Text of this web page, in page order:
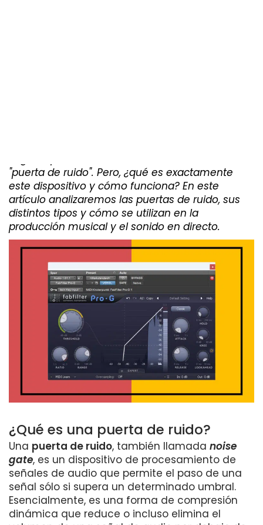
"puerta de ruido". Pero, ¿qué es exactamente
este dispositivo y cómo funciona? En este
artículo analizaremos las puertas de ruido, sus
distintos tipos y cómo se utilizan en la
producción musical y el sonido en directo.
¿Qué es una puerta de ruido?
Una puerta de ruido, también llamada noise
gate, es un dispositivo de procesamiento de
señales de audio que permite el paso de una
señal sólo si supera un determinado umbral.
Esencialmente, es una forma de compresión
dinámica que reduce o incluso elimina el